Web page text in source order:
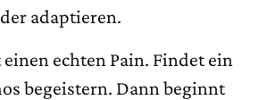
adaptieren.
echten Pain. Findet ein
begeistern. Dann beginnt